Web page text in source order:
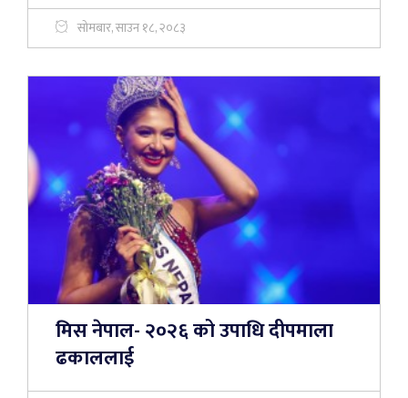
सोमबार, साउन १८, २०८३
मिस नेपाल- २०२६ को उपाधि दीपमाला
ढकाललाई